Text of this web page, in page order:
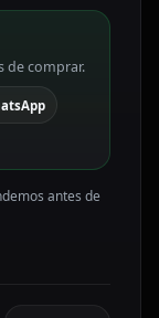
de comprar.
antes de